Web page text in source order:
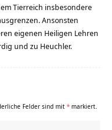
Tierreich insbesondere
Ansonsten
eigenen Heiligen Lehren
und zu Heuchler.
Felder sind mit * markiert.